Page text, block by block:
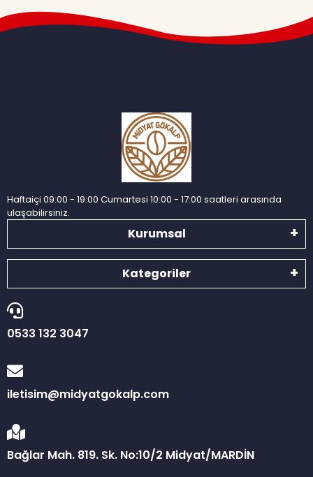
Haftaiçi 09:00 - 19:00 Cumartesi 10:00 - 17:00 saatleri arasında
ulaşabilirsiniz.
Kurumsal
Kategoriler
0533 132 3047
iletisim@midyatgokalp.com
Bağlar Mah. 819. Sk. No:10/2 Midyat/MARDİN